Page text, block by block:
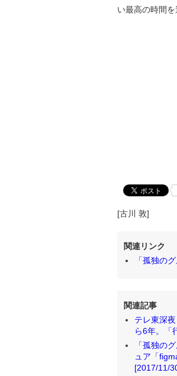
い最高の時間を
[古川 敦]
関連リンク
「孤独の
関連記事
テレ東深
ら6年。「
「孤独の
ュア「
[2017/11/